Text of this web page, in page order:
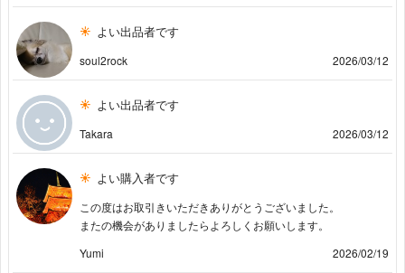
よい出品者です
soul2rock 2026/03/12
よい出品者です
Takara 2026/03/12
よい購入者です
この度はお取引きいただきありがとうございました。
またの機会がありましたらよろしくお願いします。
Yumi
2026/02/19